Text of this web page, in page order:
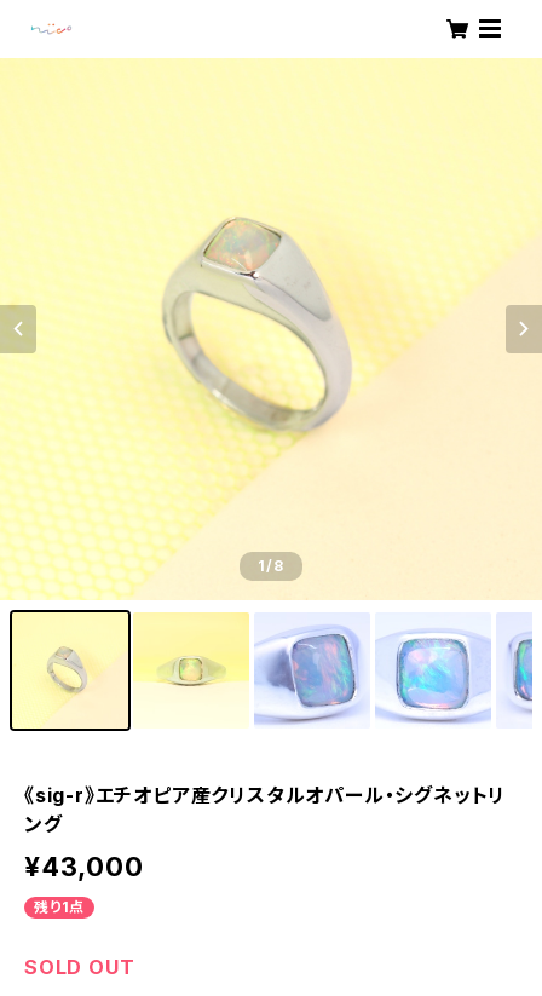
1/8
《sig-r》エチオピア産クリスタルオパール・シグネットリ
ング
¥43,000
残り1点
SOLD OUT